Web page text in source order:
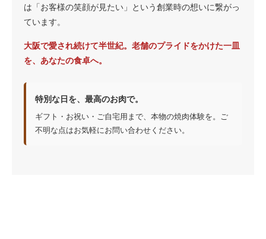
は「お客様の笑顔が見たい」という創業時の想いに繋がっ
ています。
大阪で愛され続けて半世紀。老舗のプライドをかけた一皿
を、あなたの食卓へ。
特別な日を、最高のお肉で。
ギフト・お祝い・ご自宅用まで、本物の焼肉体験を。ご
不明な点はお気軽にお問い合わせください。